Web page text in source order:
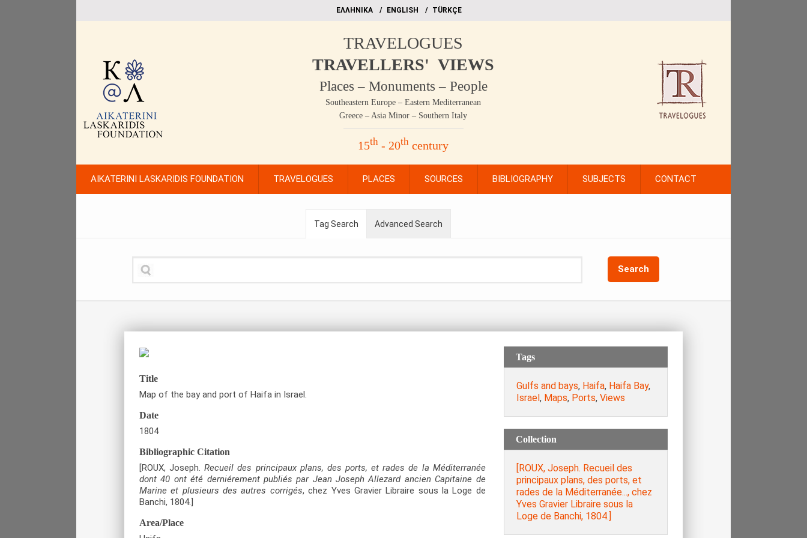
EΛΛΗΝΙΚΑ ΕΝGLISH TÜRKÇE
TRAVELOGUES
TRAVELLERS' VIEWS
Places – Monuments – People
Southeastern Europe – Eastern Mediterranean
Greece – Asia Minor – Southern Italy
15th - 20th century
AIKATERINI LASKARIDIS FOUNDATION TRAVELOGUES PLACES SOURCES BIBLIOGRAPHY SUBJECTS CONTACT
Tag Search
Search
Advanced Search
Title
Map of the bay and port of Haifa in Israel.
Date
1804
Bibliographic Citation
[ROUX, Joseph.Recueil des principaux plans, des ports, et rades de la Méditerranée
dont 40 ont été derniérement publiés par Jean Joseph Allezard ancien Capitaine de
Marine et plusieurs des autres corrigés, chez Yves Gravier Libraire sous la Loge de
Banchi, 1804.]
Area/Place
Tags
Gulfs and bays, Haifa, Haifa Bay,
Israel, Maps, Ports, Views
Collection
[ROUX, Joseph. Recueil des
principaux plans, des ports, et
rades de la Méditerranée..., chez
Yves Gravier Libraire sous la
Loge de Banchi, 1804.]